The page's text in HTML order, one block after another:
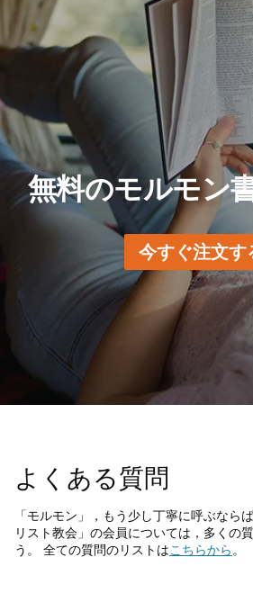
無料のモルモン
今すぐ注文す
よくある質問
「モルモン」，もう少し丁寧に呼ぶなら
リスト教会」の会員については，多くの
う。 全ての質問のリストはこちらから 。